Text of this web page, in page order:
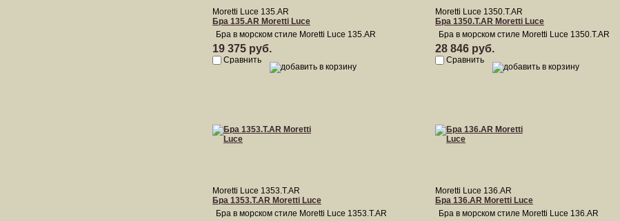
Moretti Luce 135.AR
Бра 135.AR Moretti Luce
Бра в морском стиле Moretti Luce 135.AR
19 375 руб.
Сравнить
Moretti Luce 1350.T.AR
Бра 1350.T.AR Moretti Luce
Бра в морском стиле Moretti Luce 1350.T.AR
28 846 руб.
Сравнить
Moretti Luce 1353.T.AR
Бра 1353.T.AR Moretti Luce
Бра в морском стиле Moretti Luce 1353.T.AR
Moretti Luce 136.AR
Бра 136.AR Moretti Luce
Бра в морском стиле Moretti Luce 136.AR